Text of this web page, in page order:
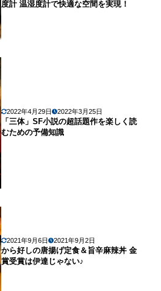
度計 温湿度計で快適な空間を実現！
2022年4月29日 2022年3月25日
「三体」SF小説の超話題作を楽しく読
むための予備知識
2021年9月6日 2021年9月2日
から好しの唐揚げ定食＆旨辛麻辣丼 金
賞受賞は伊達じゃない♪